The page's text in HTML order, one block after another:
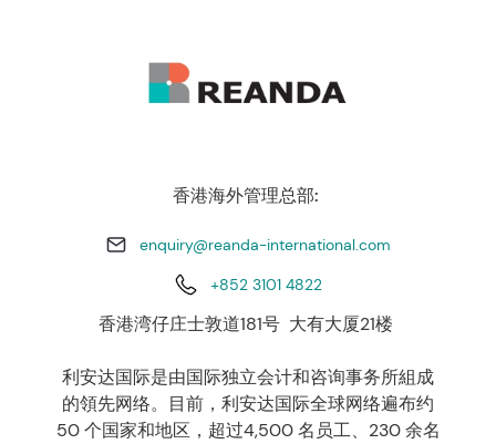
香港海外管理总部:
enquiry@reanda-international.com
+852 3101 4822
香港湾仔庄士敦道181号 大有大厦21楼
利安达国际是由国际独立会计和咨询事务所組成
的領先网络。目前，利安达国际全球网络遍布约
50 个国家和地区，超过4,500 名员工、230 余名